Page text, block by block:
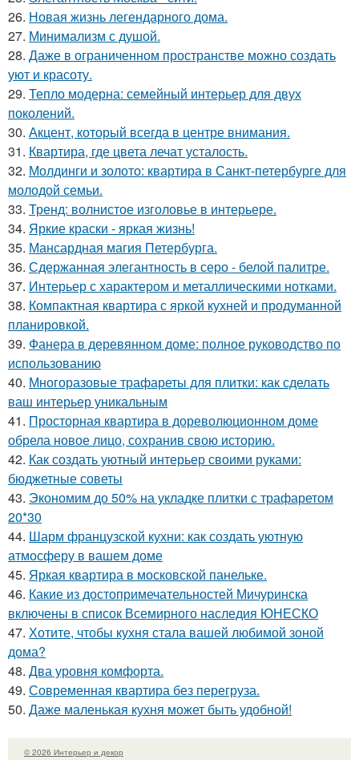
26. Новая жизнь легендарного дома.
27. Минимализм с душой.
28. Даже в ограниченном пространстве можно создать
уют и красоту.
29. Тепло модерна: семейный интерьер для двух
поколений.
30. Акцент, который всегда в центре внимания.
31. Квартира, где цвета лечат усталость.
32. Молдинги и золото: квартира в Санкт-петербурге для
молодой семьи.
33. Тренд: волнистое изголовье в интерьере.
34. Яркие краски - яркая жизнь!
35. Мансардная магия Петербурга.
36. Сдержанная элегантность в серо - белой палитре.
37. Интерьер с характером и металлическими нотками.
38. Компактная квартира с яркой кухней и продуманной
планировкой.
39. Фанера в деревянном доме: полное руководство по
использованию
40. Многоразовые трафареты для плитки: как сделать
ваш интерьер уникальным
41. Просторная квартира в дореволюционном доме
обрела новое лицо, сохранив свою историю.
42. Как создать уютный интерьер своими руками:
бюджетные советы
43. Экономим до 50% на укладке плитки с трафаретом
20*30
44. Шарм французской кухни: как создать уютную
атмосферу в вашем доме
45. Яркая квартира в московской панельке.
46. Какие из достопримечательностей Мичуринска
включены в список Всемирного наследия ЮНЕСКО
47. Хотите, чтобы кухня стала вашей любимой зоной
дома?
48. Два уровня комфорта.
49. Современная квартира без перегруза.
50. Даже маленькая кухня может быть удобной!
© 2026 Интерьер и декор